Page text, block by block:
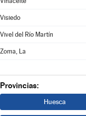
Visiedo
Vivel del Río Martín
Zoma, La
Provincias:
Huesca